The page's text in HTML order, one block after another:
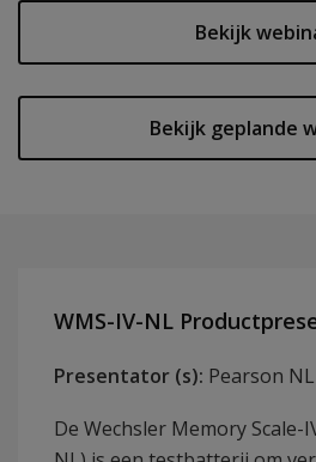
Bekijk
Bekijk geplande
WMS-IV-NL
Presentator (s): Pearson NL
De Wechsler Memory Scale-